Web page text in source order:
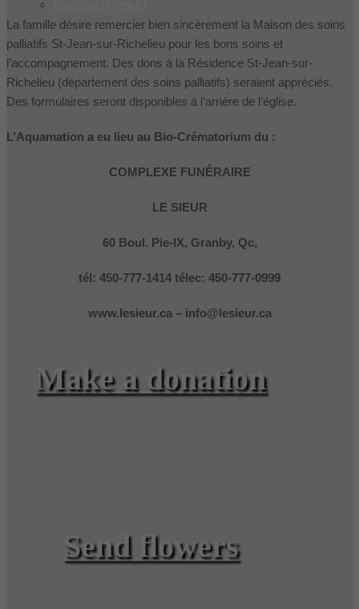
La famille désire remercier bien sincèrement la Maison des soins
palliatifs St-Jean-sur-Richelieu pour les bons soins et
l’accompagnement. Des dons à la Résidence St-Jean-sur-
Richelieu (département des soins palliatifs) seraient appréciés.
Des formulaires seront disponibles à l’arrière de l’église.
L’Aquamation a eu lieu au Bio-Crématorium du :
COMPLEXE FUNÉRAIRE
LE SIEUR
60 Boul. Pie-IX, Granby, Qc,
tél: 450-777-1414 télec: 450-777-0999
www.lesieur.ca – info@lesieur.ca
Make a donation
Send flowers